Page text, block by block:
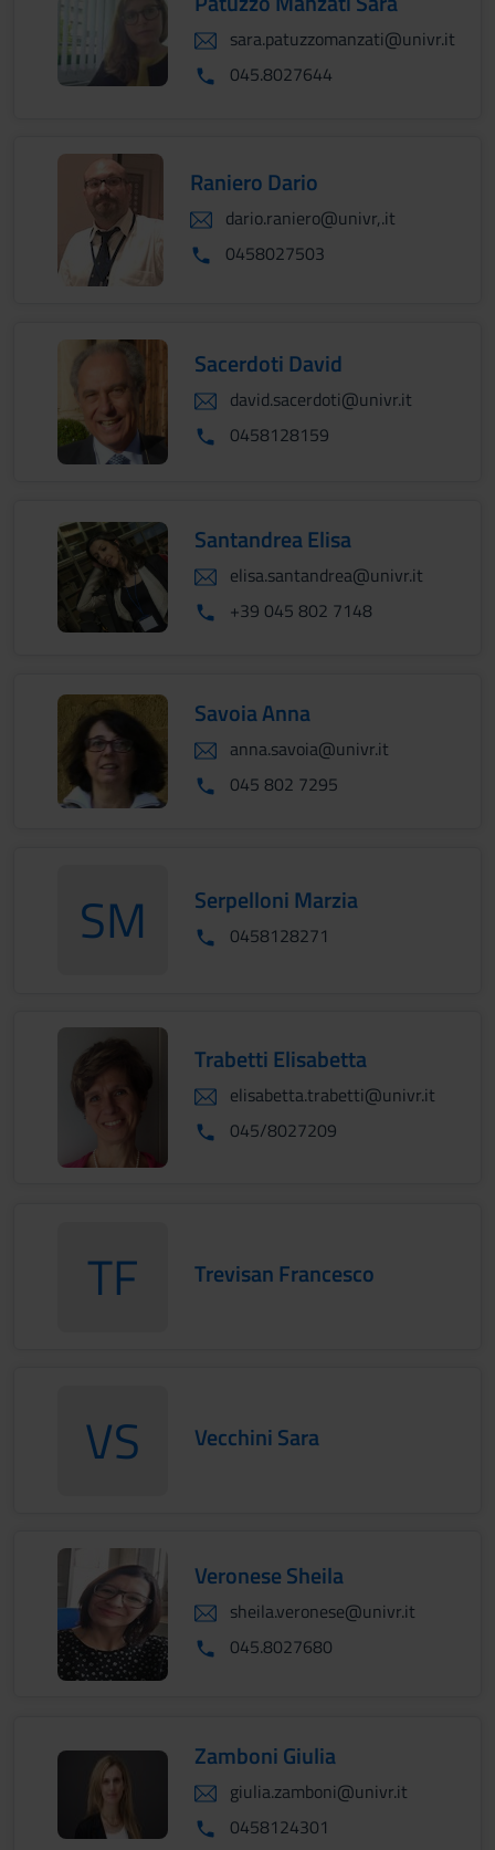
sara.patuzzomanzati@univr.it
045.8027644
Raniero Dario
dario.raniero@univr,.it
0458027503
Sacerdoti David
david.sacerdoti@univr.it
0458128159
Santandrea Elisa
elisa.santandrea@univr.it
+39 045 802 7148
Savoia Anna
anna.savoia@univr.it
045 802 7295
SMSerpelloniMarzia
Serpelloni Marzia
0458128271
Trabetti Elisabetta
elisabetta.trabetti@univr.it
045/8027209
TFTrevisanFrancescoTrevisan Francesco
VSVecchiniSaraVecchini Sara
Veronese Sheila
sheila.veronese@univr.it
045.8027680
Zamboni Giulia
giulia.zamboni@univr.it
0458124301